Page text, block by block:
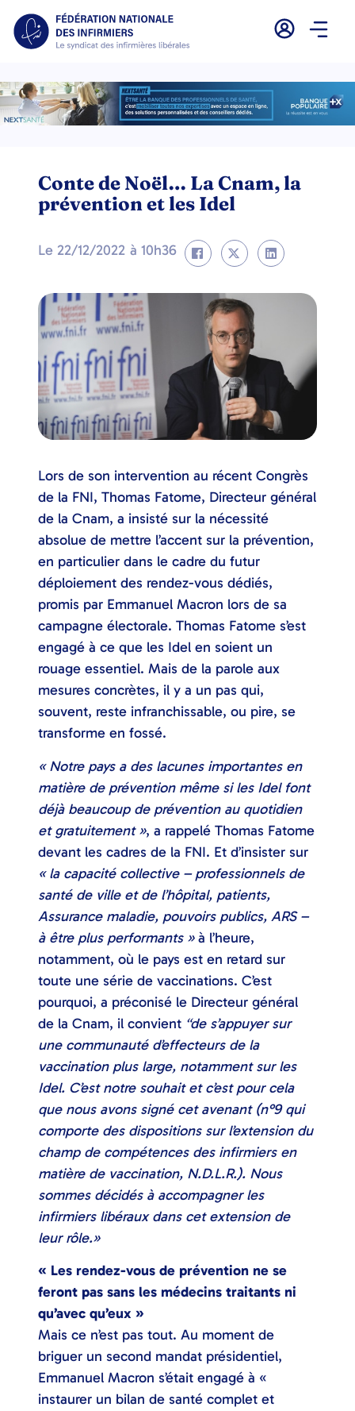
Conte de Noël… La Cnam, la
prévention et les Idel
Le 22/12/2022 à 10h36
Lors de son intervention au récent Congrès
de la FNI, Thomas Fatome, Directeur général
de la Cnam, a insisté sur la nécessité
absolue de mettre l’accent sur la prévention,
en particulier dans le cadre du futur
déploiement des rendez-vous dédiés,
promis par Emmanuel Macron lors de sa
campagne électorale. Thomas Fatome s’est
engagé à ce que les Idel en soient un
rouage essentiel. Mais de la parole aux
mesures concrètes, il y a un pas qui,
souvent, reste infranchissable, ou pire, se
transforme en fossé.
« Notre pays a des lacunes importantes en
matière de prévention même si les Idel font
déjà beaucoup de prévention au quotidien
et gratuitement », a rappelé Thomas Fatome
devant les cadres de la FNI. Et d’insister sur
« la capacité collective – professionnels de
santé de ville et de l’hôpital, patients,
Assurance maladie, pouvoirs publics, ARS –
à être plus performants »à l’heure,
notamment, où le pays est en retard sur
toute une série de vaccinations. C’est
pourquoi, a préconisé le Directeur général
de la Cnam, il convient “de s’appuyer sur
une communauté d’effecteurs de la
vaccination plus large, notamment sur les
Idel. C’est notre souhait et c’est pour cela
que nous avons signé cet avenant (n°9 qui
comporte des dispositions sur l’extension du
champ de compétences des infirmiers en
matière de vaccination, N.D.L.R.). Nous
sommes décidés à accompagner les
infirmiers libéraux dans cet extension de
leur rôle.»
« Les rendez-vous de prévention ne se
feront pas sans les médecins traitants ni
qu’avec qu’eux »
Mais ce n’est pas tout. Au moment de
briguer un second mandat présidentiel,
Emmanuel Macron s’était engagé à «
instaurer un bilan de santé complet et